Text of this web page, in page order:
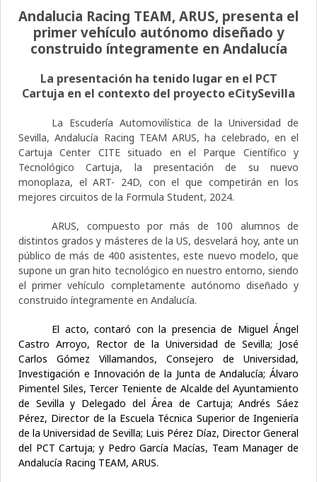
Andalucia Racing TEAM, ARUS, presenta el
primer vehículo autónomo diseñado y
construido íntegramente en Andalucía
La presentación ha tenido lugar en el PCT
Cartuja en el contexto del proyecto eCitySevilla
La Escudería Automovilística de la Universidad de
Sevilla, Andalucía Racing TEAM ARUS, ha celebrado, en el
Cartuja Center CITE situado en el Parque Científico y
Tecnológico Cartuja, la presentación de su nuevo
monoplaza, el ART- 24D, con el que competirán en los
mejores circuitos de la Formula Student, 2024.
ARUS, compuesto por más de 100 alumnos de
distintos grados y másteres de la US, desvelará hoy, ante un
público de más de 400 asistentes, este nuevo modelo, que
supone un gran hito tecnológico en nuestro entorno, siendo
el primer vehículo completamente autónomo diseñado y
construido íntegramente en Andalucía.
El acto, contaró con la presencia de Miguel Ángel
Castro Arroyo, Rector de la Universidad de Sevilla; José
Carlos Gómez Villamandos, Consejero de Universidad,
Investigación e Innovación de la Junta de Andalucía; Álvaro
Pimentel Siles, Tercer Teniente de Alcalde del Ayuntamiento
de Sevilla y Delegado del Área de Cartuja; Andrés Sáez
Pérez, Director de la Escuela Técnica Superior de Ingeniería
de la Universidad de Sevilla; Luis Pérez Díaz, Director General
del PCT Cartuja; y Pedro García Macías, Team Manager de
Andalucía Racing TEAM, ARUS.